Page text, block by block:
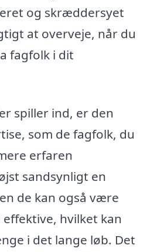
og skræddersyet
at overveje, når du
fagfolk i dit
spiller ind, er den
som de fagfolk, du
erfaren
sandsynligt en
de kan også være
hvilket kan
i det lange løb. Det